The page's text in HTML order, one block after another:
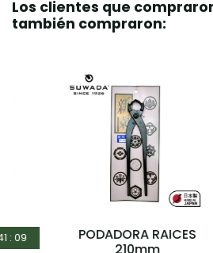
Los clientes que
también compraron:
PODADORA RAICES
210mm